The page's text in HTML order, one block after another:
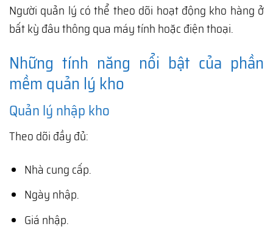
Người quản lý có thể theo dõi hoạt động kho hàng ở
bất kỳ đâu thông qua máy tính hoặc điện thoại.
Những tính năng nổi bật của phần
mềm quản lý kho
Quản lý nhập kho
Theo dõi đầy đủ:
Nhà cung cấp.
Ngày nhập.
Giá nhập.